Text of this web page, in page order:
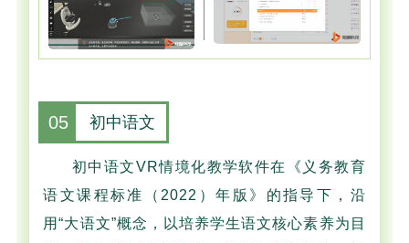
05 初中语文
初中语文VR情境化教学软件在《义务教育
语文课程标准（2022）年版》的指导下，沿
用“大语文”概念，以培养学生语文核心素养为目